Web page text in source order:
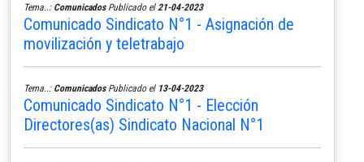
Tema..: ComunicadosPublicado el 21-04-2023
Comunicado Sindicato N°1 - Asignación de
movilización y teletrabajo
Tema..: ComunicadosPublicado el 13-04-2023
Comunicado Sindicato N°1 - Elección
Directores(as) Sindicato Nacional N°1